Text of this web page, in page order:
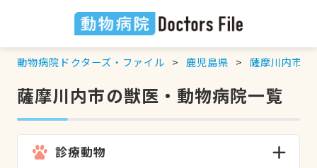
動物病院ドクターズ・ファイル 鹿児島県 薩摩川内市
薩摩川内市の獣医・動物病院一覧
診療動物